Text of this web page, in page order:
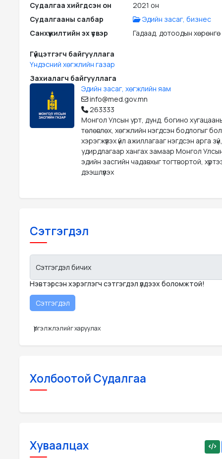
Судалгаа хийгдсэн он
2021 он
Судалгааны салбар
Эдийн засаг, бизнес
Санхүүжилтийн эх үүсвэр
Гадаад, дотоодын
Гүйцэтгэгч байгууллага
Үндэсний хөгжлийн газар
Захиалагч байгууллага
Эдийн засаг, хөгжлийн яам
info@med.gov.mn
263333
Монгол Улсын урт, дунд, богино
төлөвлөх, хөгжлийн нэгдсэн бодлогыг
хэрэгжүүлэх үйл ажиллагааг нэгдсэн арга зүй,
удирдлагаар хангах замаар Монгол
эдийн засгийн чадавхыг тогтвортой,
дээшлүүлэх
Сэтгэгдэл
Сэтгэгдэл бичих
Нэвтэрсэн хэрэглэгч сэтгэгдэл үлдээх боломжтой!
Үргэлжлэлийг харуулах
Холбоотой Судалгаа
Хуваалцах